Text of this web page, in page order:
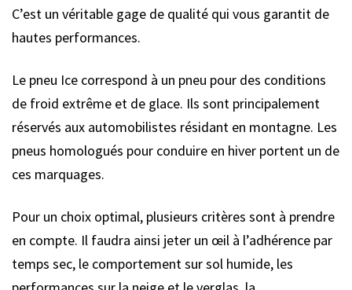
C’est un véritable gage de qualité qui vous garantit de
hautes performances.
Le pneu Ice correspond à un pneu pour des conditions
de froid extrême et de glace. Ils sont principalement
réservés aux automobilistes résidant en montagne. Les
pneus homologués pour conduire en hiver portent un de
ces marquages.
Pour un choix optimal, plusieurs critères sont à prendre
en compte. Il faudra ainsi jeter un œil à l’adhérence par
temps sec, le comportement sur sol humide, les